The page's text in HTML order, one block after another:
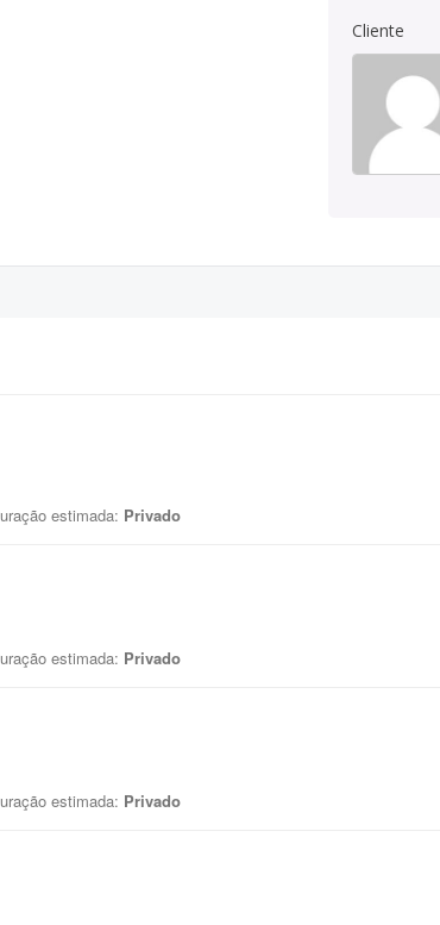
Cliente
estimada: Privado
estimada: Privado
estimada: Privado